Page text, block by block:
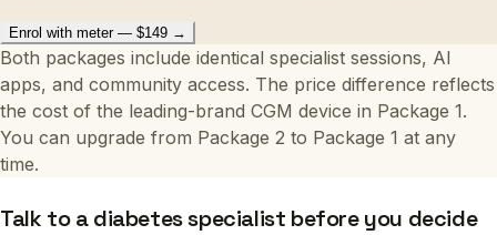
Enrol with meter — $149 →
Both packages include identical specialist sessions, AI
apps, and community access. The price difference reflects
the cost of the leading-brand CGM device in Package 1.
You can upgrade from Package 2 to Package 1 at any
time.
Talk to a diabetes specialist before you decide